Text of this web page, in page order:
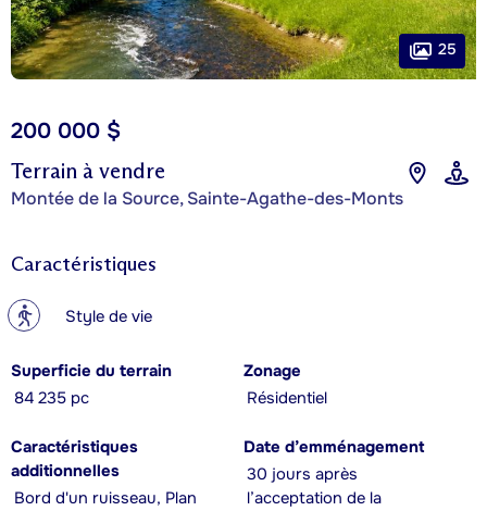
Terrain à vendre
Montée de la Source, Sainte-Agathe-des-Monts
200 000 $
25
Caractéristiques
? Style de vie
Superficie du terrain
84 235 pc
Zonage
Résidentiel
Caractéristiques
additionnelles
Bord d'un ruisseau, Plan
Date d’emménagement
30 jours après
l’acceptation de la